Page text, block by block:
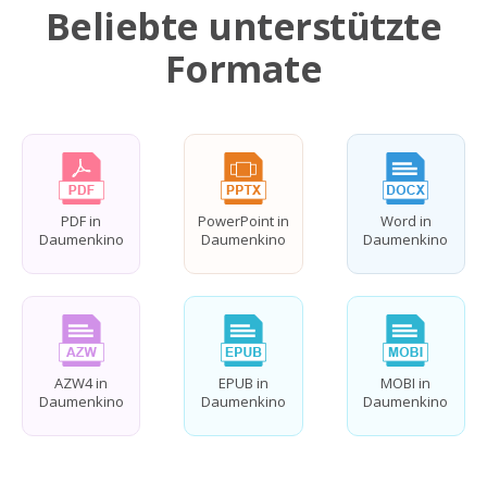
Beliebte unterstützte
Formate
PDF in
Daumenkino
PowerPoint in
Daumenkino
Word in
Daumenkino
AZW4 in
Daumenkino
EPUB in
Daumenkino
MOBI in
Daumenkino